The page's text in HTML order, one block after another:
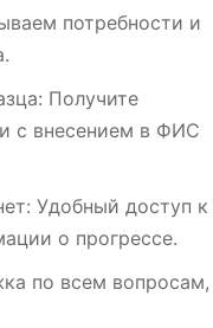
потребности и
Получите
с внесением в ФИС
Удобный доступ к
о прогрессе.
по всем вопросам,